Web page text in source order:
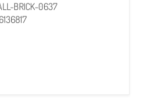
BRICK-0637